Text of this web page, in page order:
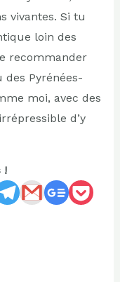
vivantes. Si tu
loin des
recommander
des Pyrénées-
moi, avec des
d’y
!